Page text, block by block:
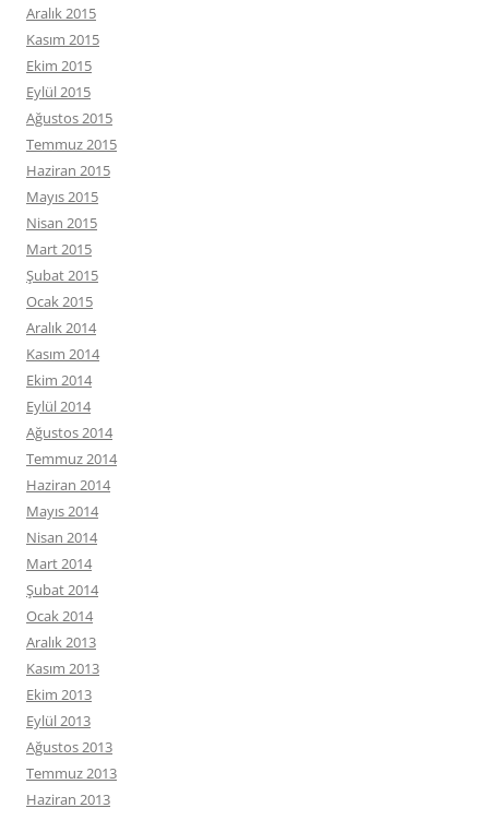
Aralık 2015
Kasım 2015
Ekim 2015
Eylül 2015
Ağustos 2015
Temmuz 2015
Haziran 2015
Mayıs 2015
Nisan 2015
Mart 2015
Şubat 2015
Ocak 2015
Aralık 2014
Kasım 2014
Ekim 2014
Eylül 2014
Ağustos 2014
Temmuz 2014
Haziran 2014
Mayıs 2014
Nisan 2014
Mart 2014
Şubat 2014
Ocak 2014
Aralık 2013
Kasım 2013
Ekim 2013
Eylül 2013
Ağustos 2013
Temmuz 2013
Haziran 2013